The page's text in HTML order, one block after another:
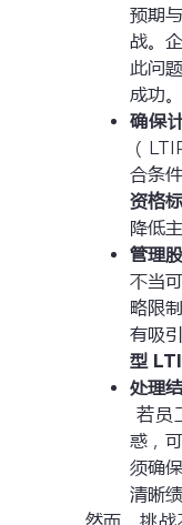
预期
战。
此问
成功。
确保
（
合条
资格
降低
管理
不当
略限
有吸
型
处理
若员
惑，
须确
清晰